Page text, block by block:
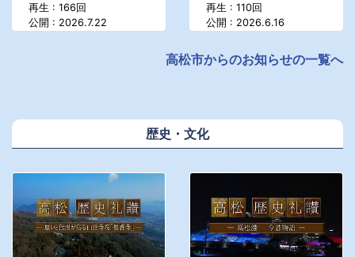
再生 : 166回
公開 : 2026.7.22
再生 : 110回
公開 : 2026.6.16
高松市からのお知らせの一覧へ
歴史・文化